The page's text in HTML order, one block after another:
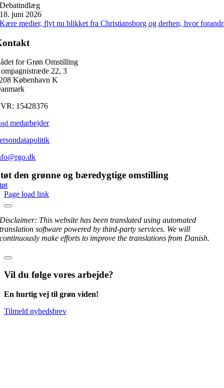
Debatindlæg
18. juni 2026
Kære medier, flyt nu blikket fra Christiansborg og derhen, hvor
for Grøn Omstilling
22, 3
København K
15428376
medarbejder
den grønne og bæredygtige omstilling
Page load link
Disclaimer: This website has been translated using automated
translation software powered by third-party services. We will
continuously make efforts to improve the translations from Danish.
Vil du følge vores arbejde?
En hurtig vej til grøn viden!
Tilmeld nyhedsbrev